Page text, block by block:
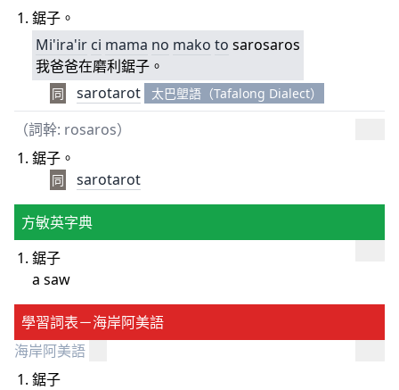
鋸子。
Mi'ira'ir ci mama no mako to sarosaros
我爸爸在磨利鋸子。
同 sarotarot 太巴塱語（Tafalong Dialect）
（詞幹: rosaros）
鋸子。
同 sarotarot
方敏英字典
鋸子
a saw
學習詞表－海岸阿美語
海岸阿美語
鋸子